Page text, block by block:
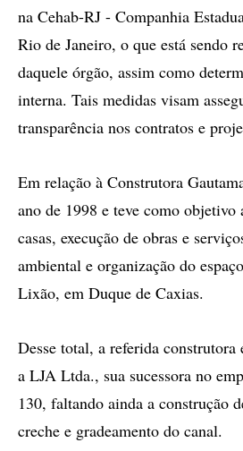
na Cehab-RJ - Companhia
Rio de Janeiro, o que está sendo
daquele órgão, assim como
interna. Tais medidas visam
transparência nos contratos e
Em relação à Construtora
ano de 1998 e teve como objetivo
casas, execução de obras e
ambiental e organização do
Lixão, em Duque de Caxias.
Desse total, a referida construtora
a LJA Ltda., sua sucessora no
130, faltando ainda a construção
creche e gradeamento do canal.